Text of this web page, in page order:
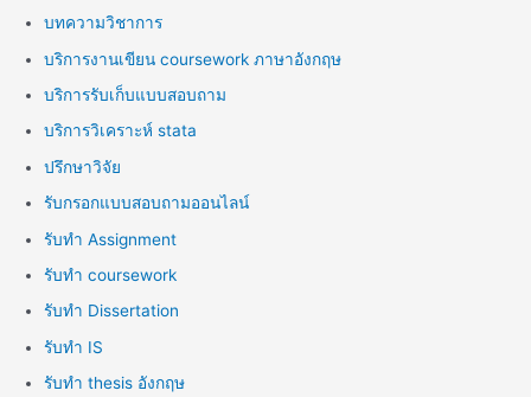
บทความวิชาการ
บริการงานเขียน coursework ภาษาอังกฤษ
บริการรับเก็บแบบสอบถาม
บริการวิเคราะห์ stata
ปรึกษาวิจัย
รับกรอกแบบสอบถามออนไลน์
รับทำ Assignment
รับทำ coursework
รับทำ Dissertation
รับทำ IS
รับทำ thesis อังกฤษ